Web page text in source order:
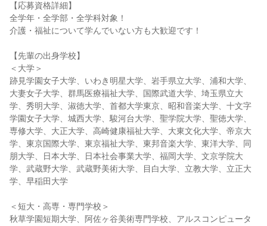
【応募資格詳細】
全学年・全学部・全学科対象！
介護・福祉について学んでいない方も大歓迎です！
【先輩の出身学校】
＜大学＞
跡見学園女子大学、いわき明星大学、岩手県立大学、浦和大学、
大妻女子大学、群馬医療福祉大学、国際武道大学、埼玉県立大
学、秀明大学、淑徳大学、首都大学東京、昭和音楽大学、十文字
学園女子大学、城西大学、駿河台大学、聖学院大学、聖徳大学、
専修大学、大正大学、高崎健康福祉大学、大東文化大学、帝京大
学、東京国際大学、東京福祉大学、東邦音楽大学、東洋大学、同
朋大学、日本大学、日本社会事業大学、福岡大学、文京学院大
学、武蔵野大学、武蔵野美術大学、目白大学、立教大学、立正大
学、早稲田大学
＜短大・高専・専門学校＞
秋草学園短期大学、阿佐ヶ谷美術専門学校、アルスコンピュータ